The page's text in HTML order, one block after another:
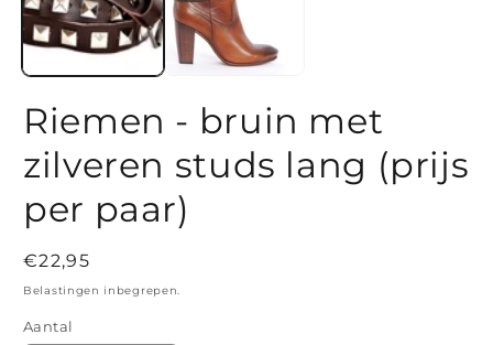
Riemen - bruin met
zilveren studs lang (prijs
per paar)
Normale
prijs
€22,95
Belastingen inbegrepen.
Aantal